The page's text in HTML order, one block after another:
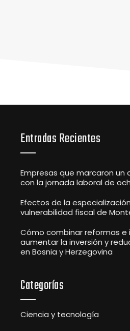
Entradas Recientes
Empresas que marcaron un
con la jornada laboral de
Efectos de la
vulnerabilidad fiscal de
Cómo combinar reformas e
aumentar la inversión y
en Bosnia y Herzegovina
Categorías
Ciencia y tecnología